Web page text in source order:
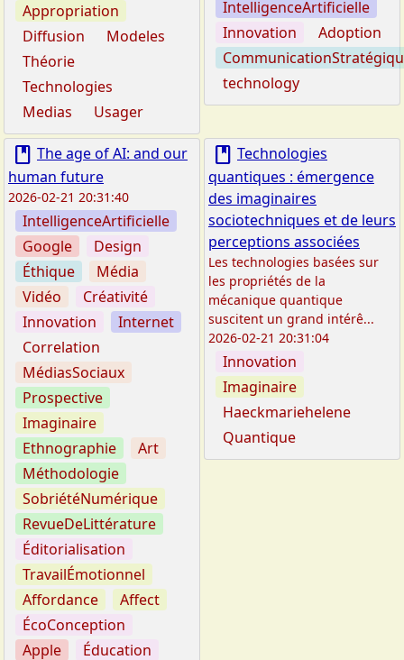
Appropriation
Diffusion
Modeles
Théorie
Technologies
Medias
Usager
IntelligenceArtificielle
Innovation
Adoption
technology
book The age of AI: and our
human future
2026-02-21 20:31:40
IntelligenceArtificielle
Google
Design
Éthique
Média
Vidéo
Créativité
Innovation
Internet
Correlation
MédiasSociaux
Prospective
Imaginaire
Ethnographie
Art
Méthodologie
SobriétéNumérique
RevueDeLittérature
Éditorialisation
TravailÉmotionnel
Affordance
Affect
ÉcoConception
Apple
Éducation
book Technologies
quantiques : émergence
des imaginaires
sociotechniques et de leurs
perceptions associées
Les technologies basées sur
les propriétés de la
mécanique quantique
suscitent un grand intérê...
2026-02-21 20:31:04
Innovation
Imaginaire
Haeckmariehelene
Quantique